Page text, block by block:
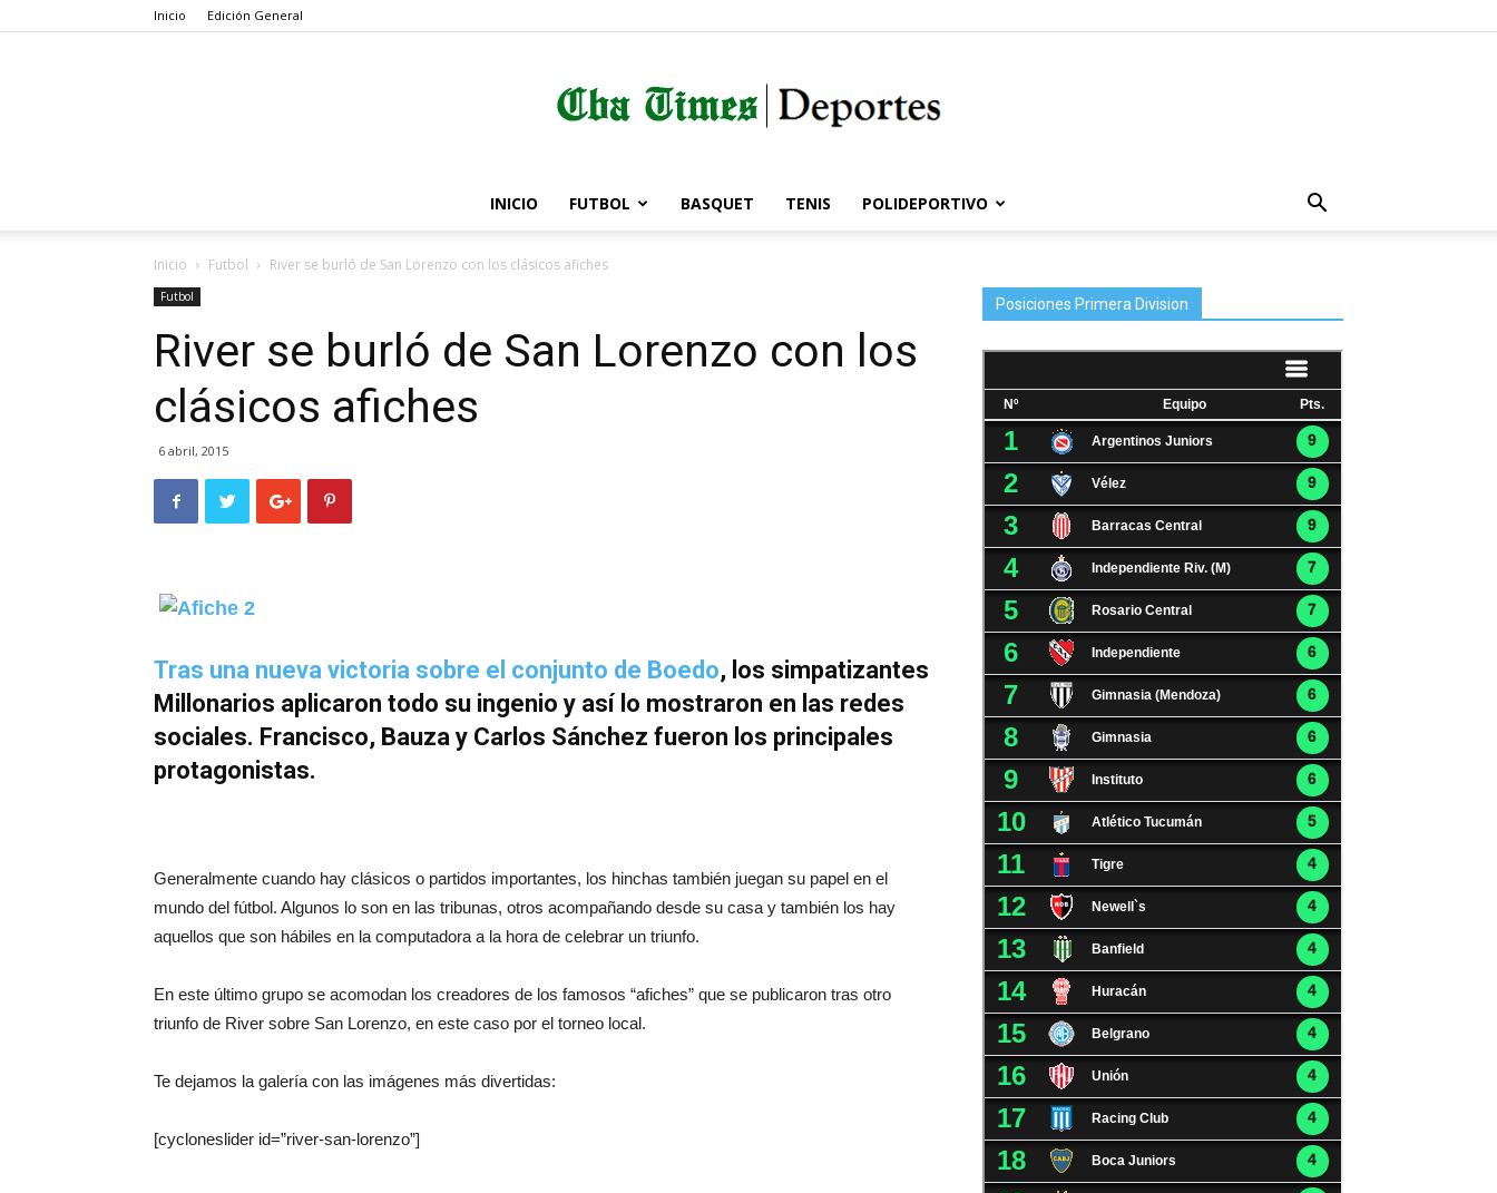
Inicio Edición General
Córdoba
Times
INICIO FUTBOL BASQUET TENIS POLIDEPORTIVO
Inicio Futbol River se burló de San Lorenzo con los clásicos afiches
Futbol
River se burló de San Lorenzo con los
clásicos afiches
6 abril, 2015
Tras una nueva victoria sobre el conjunto de Boedo, los simpatizantes
Millonarios aplicaron todo su ingenio y así lo mostraron en las redes
sociales. Francisco, Bauza y Carlos Sánchez fueron los principales
protagonistas.
Generalmente cuando hay clásicos o partidos importantes, los hinchas también juegan su papel en el
mundo del fútbol. Algunos lo son en las tribunas, otros acompañando desde su casa y también los hay
aquellos que son hábiles en la computadora a la hora de celebrar un triunfo.
En este último grupo se acomodan los creadores de los famosos “afiches” que se publicaron tras otro
triunfo de River sobre San Lorenzo, en este caso por el torneo local.
Te dejamos la galería con las imágenes más divertidas:
[cycloneslider id=”river-san-lorenzo”]
Posiciones Primera Division